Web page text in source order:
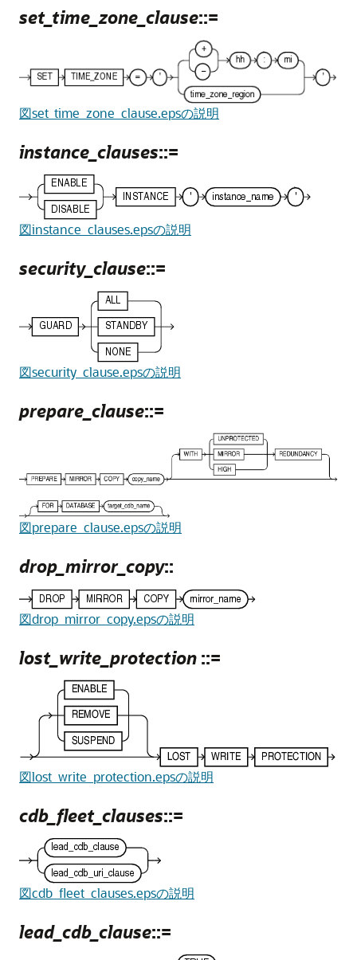
set_time_zone_clause::=
図set_time_zone_clause.epsの説明
instance_clauses::=
図instance_clauses.epsの説明
security_clause::=
図security_clause.epsの説明
prepare_clause::=
図prepare_clause.epsの説明
drop_mirror_copy::
図drop_mirror_copy.epsの説明
lost_write_protection ::=
図lost_write_protection.epsの説明
cdb_fleet_clauses::=
図cdb_fleet_clauses.epsの説明
lead_cdb_clause::=